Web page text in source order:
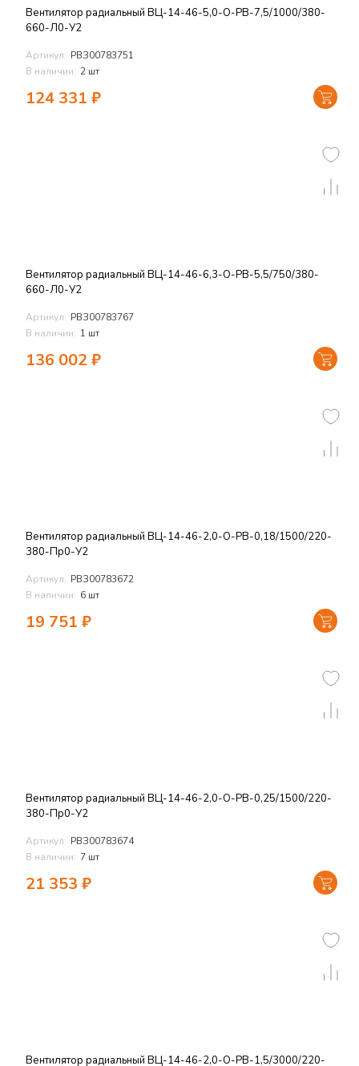
Вентилятор радиальный ВЦ-14-46-5,0-О-РВ-7,5/1000/380-
660-Л0-У2
Артикул: РВЗ00783751
В наличии: 2 шт
124 331 ₽
Вентилятор радиальный ВЦ-14-46-6,3-О-РВ-5,5/750/380-
660-Л0-У2
Артикул: РВЗ00783767
В наличии: 1 шт
136 002₽
Вентилятор радиальный ВЦ-14-46-2,0-О-РВ-0,18/1500/220-
380-Пр0-У2
Артикул: РВЗ00783672
В наличии: 6 шт
19 751 ₽
Вентилятор радиальный ВЦ-14-46-2,0-О-РВ-0,25/1500/220-
380-Пр0-У2
Артикул: РВЗ00783674
В наличии: 7 шт
21 353 ₽
Вентилятор радиальный ВЦ-14-46-2,0-О-РВ-1,5/3000/220-